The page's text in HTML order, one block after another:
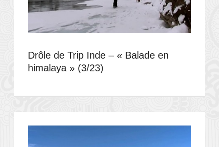
Drôle de Trip Inde – « Balade en
himalaya » (3/23)